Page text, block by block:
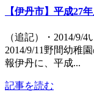
【伊丹市】平成27
（追記）・2014/9/
2014/9/11野間幼稚
報伊丹に、平成...
記事を読む